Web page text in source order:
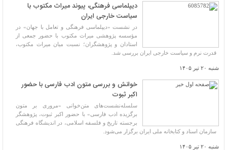
دیپلماسی فرهنگی، پیوند میراث مکتوب با
سیاست خارجی ایران
در نشست «دیپلماسی فرهنگی و تعامل با جهان» در
مؤسسه پژوهشی میراث مکتوب با حضور جمعی از
استادان و پژوهشگران؛ نسبت میان میراث مکتوب،
قدرت نرم و سیاست خارجی ایران بررسی شد.
شنبه ۲۰ تیر ۱۴۰۵
خوانش و بررسی متون ادب فارسی با حضور
اکبر ثبوت
سلسله‌نشست‌های متن‌خوانی «مروری بر متون
برگزیده ادب فارسی» با حضور اکبر ثبوت، پژوهشگر
برجسته تاریخ و فلسفه اسلامی، در اندیشگاه فرهنگی
سازمان اسناد و کتابخانه ملی ایران برگزار می‌شود.
شنبه ۲۰ تیر ۱۴۰۵